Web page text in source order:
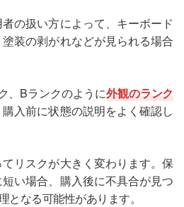
の扱い方によって、キーボード
装の剥がれなどが見られる場合
、Bランクのように外観のランク
入前に状態の説明をよく確認し
リスクが大きく変わります。保
い場合、購入後に不具合が見つ
なる可能性があります。